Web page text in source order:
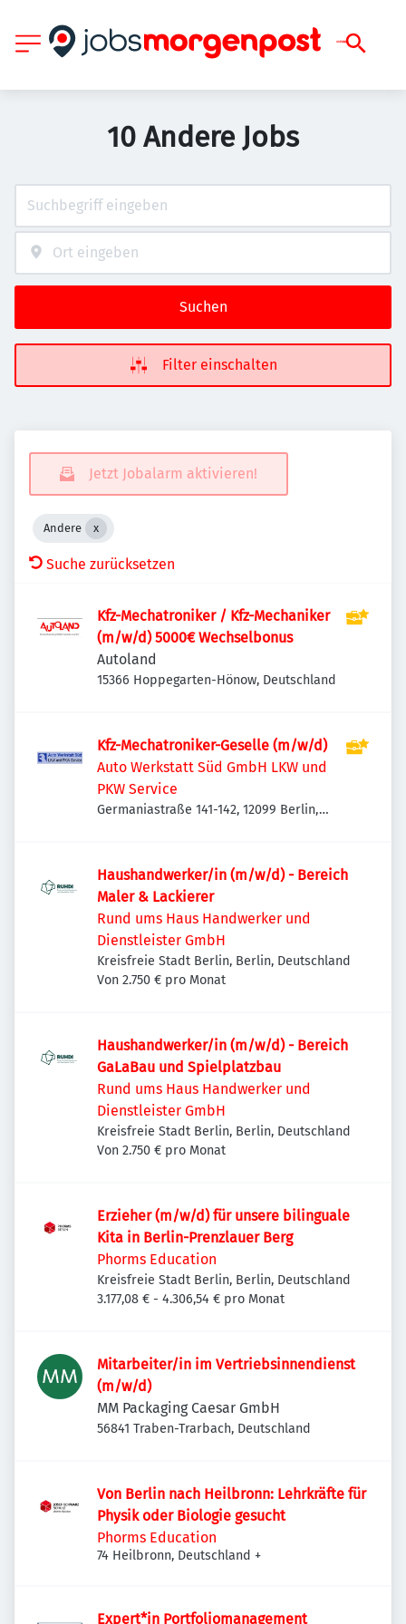
10 Andere Jobs
Suchen
Filter einschalten
Jetzt Jobalarm aktivieren!
Andere
Suche zurücksetzen
Kfz-Mechatroniker / Kfz-Mechaniker
(m/w/d) 5000€ Wechselbonus
Autoland
15366 Hoppegarten-Hönow, Deutschland
Kfz-Mechatroniker-Geselle (m/w/d)
Auto Werkstatt Süd GmbH LKW und
PKW Service
Germaniastraße 141-142, 12099 Berlin,
Haushandwerker/in (m/w/d) - Bereich
Maler & Lackierer
Rund ums Haus Handwerker und
Dienstleister GmbH
Kreisfreie Stadt Berlin, Berlin, Deutschland
Von 2.750 € pro Monat
Haushandwerker/in (m/w/d) - Bereich
GaLaBau und Spielplatzbau
Rund ums Haus Handwerker und
Dienstleister GmbH
Kreisfreie Stadt Berlin, Berlin, Deutschland
Von 2.750 € pro Monat
Erzieher (m/w/d) für unsere bilinguale
Kita in Berlin-Prenzlauer Berg
Phorms Education
Kreisfreie Stadt Berlin, Berlin, Deutschland
3.177,08 € - 4.306,54 € pro Monat
Mitarbeiter/in im Vertriebsinnendienst
(m/w/d)
MM Packaging Caesar GmbH
56841 Traben-Trarbach, Deutschland
Von Berlin nach Heilbronn: Lehrkräfte für
Physik oder Biologie gesucht
Phorms Education
74 Heilbronn, Deutschland +
Expert*in Portfoliomanagement